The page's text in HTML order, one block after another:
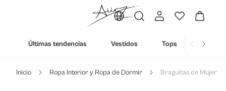
Últimas tendencias Vestidos Tops Fondos
Inicio Ropa Interior y Ropa de Dormir Braguitas de Mujer